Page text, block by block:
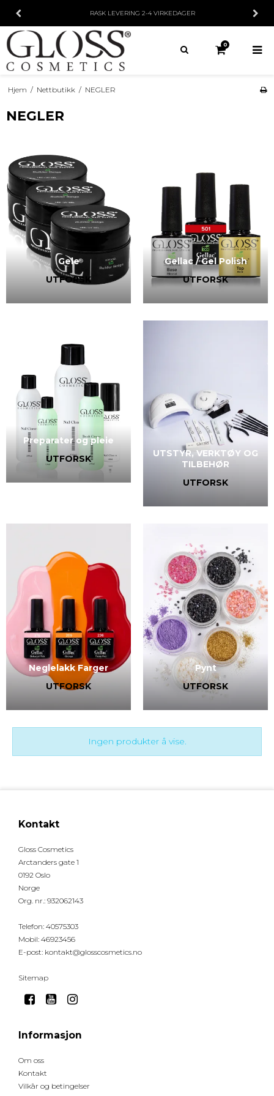
RASK LEVERING 2-4 VIRKEDAGER
0
Hjem / Nettbutikk / NEGLER
NEGLER
Gele
UTFORSK
Gellac / Gel Polish
UTFORSK
Preparater og pleie
UTFORSK
UTSTYR, VERKTØY OG
TILBEHØR
UTFORSK
Neglelakk Farger
UTFORSK
Pynt
UTFORSK
Ingen produkter å vise.
Kontakt
Gloss Cosmetics
Arctanders gate 1
0192 Oslo
Norge
Org. nr. : 932062143
Telefon: 40575303
Mobil: 46923456
E-post: kontakt@glosscosmetics.no
Sitemap
Informasjon
Om oss
Kontakt
Vilkår og betingelser